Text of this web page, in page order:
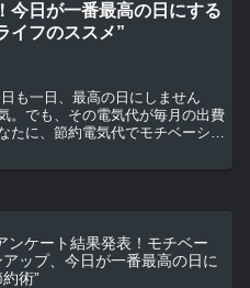
今日が一番最高の日にする
イフのススメ”
も一日、最高の日にしません
。でも、その電気代が毎月の出費
たに、節約電気代でモチベーショ
ンケート結果発表！モチベー
アップ、今日が一番最高の日に
術”